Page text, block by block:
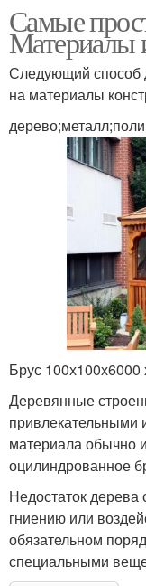
Самые
Материалы
Следующий способ
на материалы
Брус 100х100х6000
Деревянные
привлекательными
материала обычно
оцилиндрованное
Недостаток дерева
гниению или
обязательном
специальными